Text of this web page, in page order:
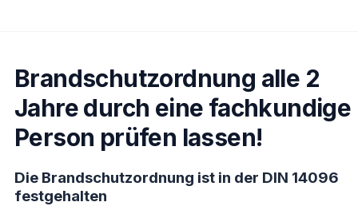
Brandschutzordnung alle 2
Jahre durch eine fachkundige
Person prüfen lassen!
Die Brandschutzordnung ist in der DIN 14096
festgehalten